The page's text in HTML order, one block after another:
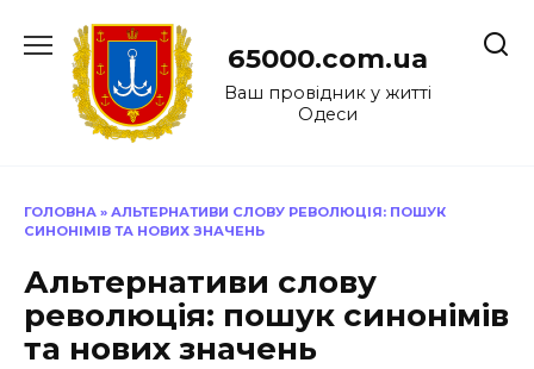
до
65000.com.ua
Ваш провідник у житті
Одеси
ГОЛОВНА » АЛЬТЕРНАТИВИ СЛОВУ РЕВОЛЮЦІЯ: ПОШУК
СИНОНІМІВ ТА НОВИХ ЗНАЧЕНЬ
Альтернативи слову
революція: пошук синонімів
та нових значень